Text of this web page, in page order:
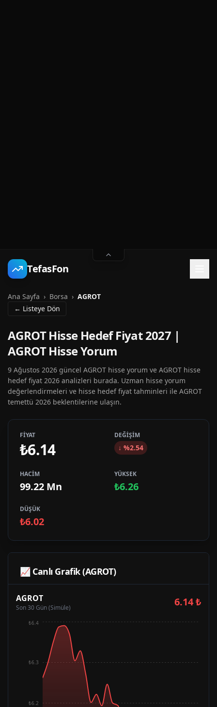
TefasFon
Ana Sayfa › Borsa › AGROT
← Listeye Dön
AGROT Hisse Hedef Fiyat 2027 |
AGROT Hisse Yorum
9 Ağustos 2026 güncel AGROT hisse yorum ve AGROT hisse
hedef fiyat 2026 analizleri burada. Uzman hisse yorum
değerlendirmeleri ve hisse hedef fiyat tahminleri ile AGROT
temettü 2026 beklentilerine ulaşın.
FİYAT
₺6.14
DEĞİŞİM
↓ %2.54
HACİM
99.22 Mn
YÜKSEK
₺6.26
DÜŞÜK
₺6.02
📈 Canlı Grafik (AGROT)
AGROT
Son 30 Gün (Simüle) 6.14₺
₺6.2
₺6.3
₺6.4